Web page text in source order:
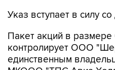
Указ вступает в силу
Пакет акций в
контролирует ООО
единственным